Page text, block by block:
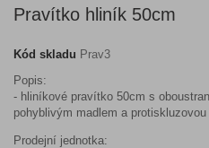
Pravítko hliník 50cm
Kód skladu Prav3
Popis:
- hliníkové pravítko 50cm s
pohyblivým madlem a protiskluzovou
Prodejní jednotka: